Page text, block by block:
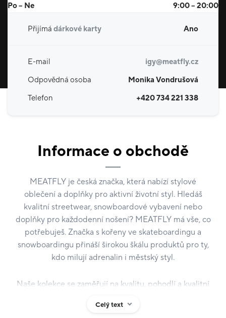
Po – Ne
9:00 – 20:00
Přijímá dárkové karty Ano
E-mail
igy@meatfly.cz
Odpovědná osoba
Monika Vondrušová
Telefon
+420 734 221 338
Informace o obchodě
MEATFLY je česká značka, která nabízí stylové
oblečení a doplňky pro aktivní životní styl. Hledáš
kvalitní streetwear, snowboardové vybavení nebo
doplňky pro každodenní nošení? MEATFLY má vše, co
potřebuješ. Značka s kořeny ve skateboardingu a
snowboardingu přináší širokou škálu produktů pro ty,
kdo milují adrenalin i městský styl.
Naše kolekce se zaměřují na kvalitu, pohodlí a kvalitní
batoh, helmu nebo funkční doplněk, produkty
Celý text